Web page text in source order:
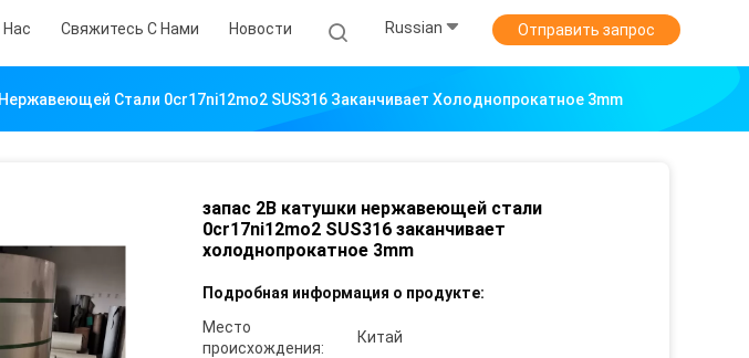
Свяжитесь С Нами Новости Russian Отправить запрос
Стали 0cr17ni12mo2 SUS316 Заканчивает Холоднопрокатное 3mm
запас 2B катушки нержавеющей стали
0cr17ni12mo2 SUS316 заканчивает
холоднопрокатное 3mm
Подробная информация о продукте:
Место
происхождения:
Китай